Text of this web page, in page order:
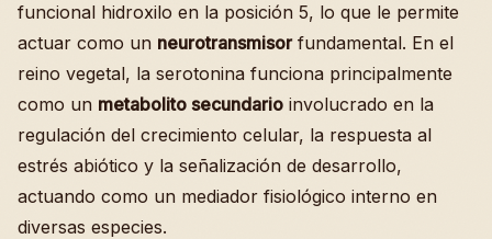
funcional hidroxilo en la posición 5, lo que le permite
actuar como un neurotransmisorfundamental. En el
reino vegetal, la serotonina funciona principalmente
como un metabolito secundario involucrado en la
regulación del crecimiento celular, la respuesta al
estrés abiótico y la señalización de desarrollo,
actuando como un mediador fisiológico interno en
diversas especies.